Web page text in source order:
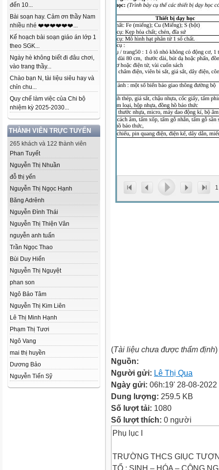
đến 10...
Bài soạn hay. Cảm ơn thầy Nam
nhiều nhé ❤️❤️❤️❤️❤️❤️...
Kế hoạch bài soạn giáo án lớp 1
theo SGK...
Ngày hè không biết đi đâu chơi,
vào trang thầy...
Chào bạn N, tài liệu siêu hay và
chỉn chu...
Quy chế làm việc của Chi bộ
nhiệm kỳ 2025-2030...
THÀNH VIÊN TRỰC TUYẾN
265 khách và 122 thành viên
Phan Tuyết
Nguyễn Thị Nhuần
đỗ thị yến
Nguyễn Thị Ngọc Hạnh
Băng Adrênh
Nguyễn Đình Thái
Nguyễn Thị Thiện Vân
nguyễn anh tuấn
Trần Ngọc Thao
Bùi Duy Hiển
Nguyễn Thị Nguyệt
phan son
Ngô Bảo Tâm
Nguyễn Thị Kim Liên
Lê Thị Minh Hạnh
Phạm Thị Tươi
Ngô Vang
mai thị huyền
Dương Bảo
Nguyễn Tiến Sỹ
1
(Tài liệu chưa được thẩm định)
Nguồn:
Người gửi: Lê Thị Qua
Ngày gửi: 06h:19' 28-08-2022
Dung lượng: 259.5 KB
Số lượt tải: 1080
Số lượt thích: 0 người
Phụ lục I
TRƯỜNG THCS GIỤC
TỔ : SINH – HÓA – CÔNG